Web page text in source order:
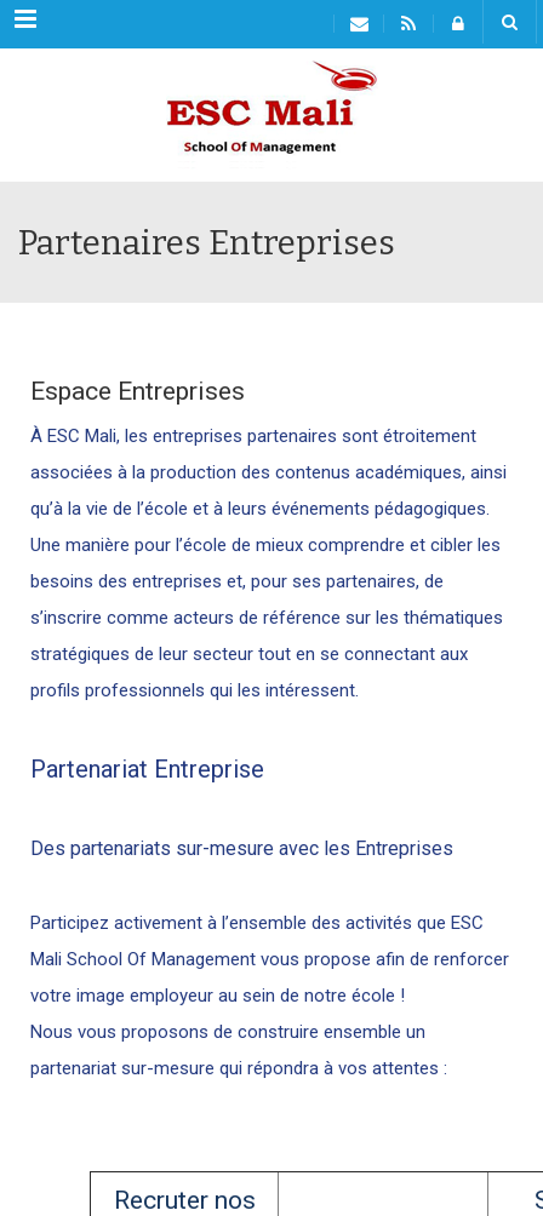
Menu
Partenaires Entreprises
Espace Entreprises
À ESC Mali, les entreprises partenaires sont étroitement
associées à la production des contenus académiques, ainsi
qu’à la vie de l’école et à leurs événements pédagogiques.
Une manière pour l’école de mieux comprendre et cibler les
besoins des entreprises et, pour ses partenaires, de
s’inscrire comme acteurs de référence sur les thématiques
stratégiques de leur secteur tout en se connectant aux
profils professionnels qui les intéressent.
Partenariat Entreprise
Des partenariats sur-mesure avec les Entreprises
Participez activement à l’ensemble des activités que ESC
Mali School Of Management vous propose afin de renforcer
votre image employeur au sein de notre école !
Nous vous proposons de construire ensemble un
partenariat sur-mesure qui répondra à vos attentes :
Recruter nos